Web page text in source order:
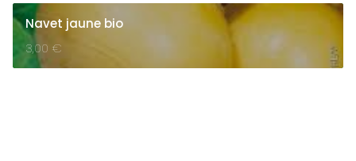
Navet jaune bio
3,00 €